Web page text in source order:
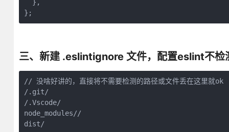
  },
};
三、新建 .eslintignore 文件，配置eslint不检
// 没啥好讲的，直接将不需要检测的路径或文件丢在这里就ok
/.git/
/.Vscode/
node_modules//
dist/